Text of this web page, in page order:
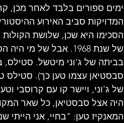
ימים ספורים בלבד לאחר מכן,
המדויקות סביב האירוע
הסכימו היא שכן, שלושת הקולות
של שנת 1968. אבל של
בביתה של ג'וני מיטשל. סטילס,
סבסטיאן עצמו טען כך). סטילס
של ג'וני, ויישר קו עם קרוסבי
היה אצל סבסטיאן, כל שאר
המאנקיז טען: "בחיי, אני